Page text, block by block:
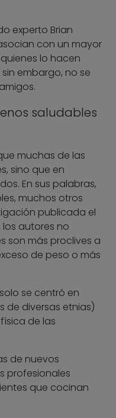
experto Brian
con un mayor
lo hacen
embargo, no se
saludables
muchas de las
sino que en
En sus palabras,
muchos otros
publicada el
los autores no
son más proclives a
de peso o más
se centró en
de diversas etnias)
de las
de nuevos
profesionales
que cocinan